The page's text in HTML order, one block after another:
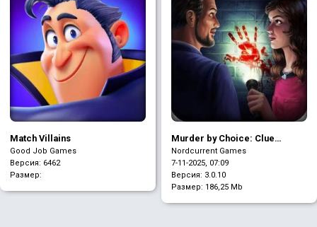
Match Villains
Good Job Games
Версия: 6462
Размер:
Murder by Choice: Clue
Mystery
Nordcurrent Games
7-11-2025, 07:09
Версия: 3.0.10
Размер: 186,25 Mb